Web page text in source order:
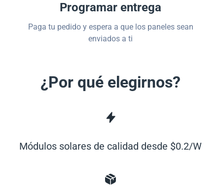
Programar entrega
Paga tu pedido y espera a que los paneles sean
enviados a ti
¿Por qué elegirnos?
Módulos solares de calidad desde $0.2/W